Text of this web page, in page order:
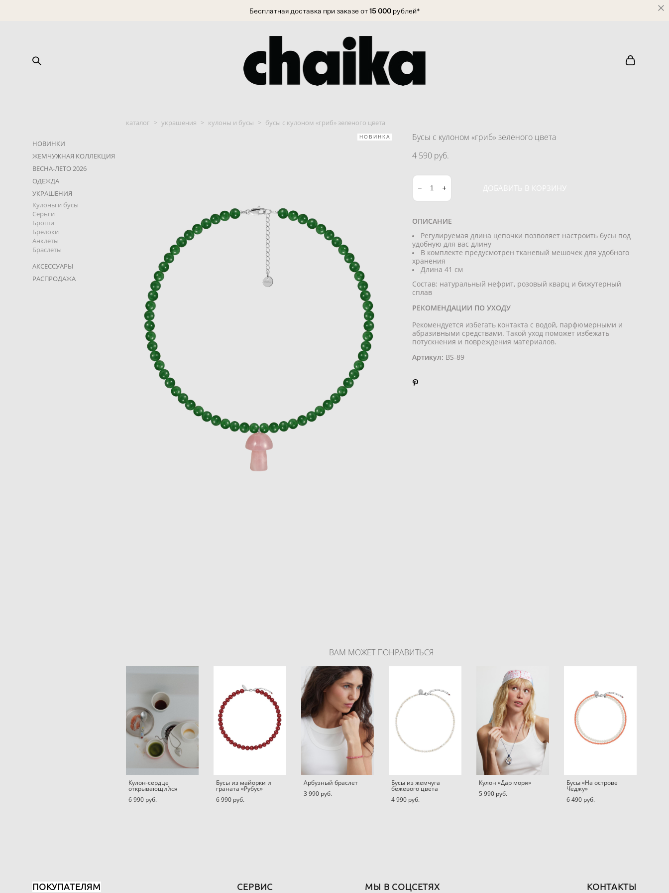
Бесплатная доставка при заказе от15 000рублей*
НОВИНКИ
ЖЕМЧУЖНАЯ КОЛЛЕКЦИЯ
ВЕСНА-ЛЕТО 2026
ОДЕЖДА
УКРАШЕНИЯ
Кулоны и бусы
Серьги
Броши
Брелоки
Анклеты
Браслеты
АКСЕССУАРЫ
РАСПРОДАЖА
каталог > украшения > кулоны и бусы > бусы с кулоном «гриб» зеленого цвета
НОВИНКА
Бусы с кулоном «гриб» зеленого цвета
4 590 pуб.
ДОБАВИТЬ В КОРЗИНУ
ОПИСАНИЕ
Регулируемая длина цепочки позволяет настроить бусы под
удобную для вас длину
В комплекте предусмотрен тканевый мешочек для удобного
хранения
Длина 41 см
Состав: натуральный нефрит, розовый кварц и бижутерный
сплав
РЕКОМЕНДАЦИИ ПО УХОДУ
Рекомендуется избегать контакта с водой, парфюмерными и
абразивными средствами. Такой уход поможет избежать
потускнения и повреждения материалов.
Артикул: BS-89
ВАМ МОЖЕТ ПОНРАВИТЬСЯ
Кулон-сердце
открывающийся
6 990 pуб.
Бусы из майорки и
граната «Рубус»
6 990 pуб.
Арбузный браслет
3 990 pуб.
Бусы из жемчуга
бежевого цвета
4 990 pуб.
Кулон «Дар моря»
5 990 pуб.
Бусы «На острове
Чеджу»
6 490 pуб.
ПОКУПАТЕЛЯМ СЕРВИС МЫ В СОЦСЕТЯХ КОНТАКТЫ